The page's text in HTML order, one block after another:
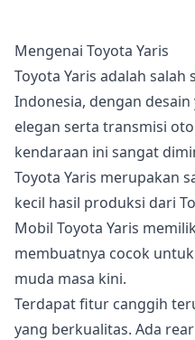
Mengenai Toyota Yaris
Toyota Yaris adalah
Indonesia, dengan
elegan serta transmisi
kendaraan ini sangat
Toyota Yaris merupakan
kecil hasil produksi dari
Mobil Toyota Yaris
membuatnya cocok
muda masa kini.
Terdapat fitur canggih
yang berkualitas. Ada